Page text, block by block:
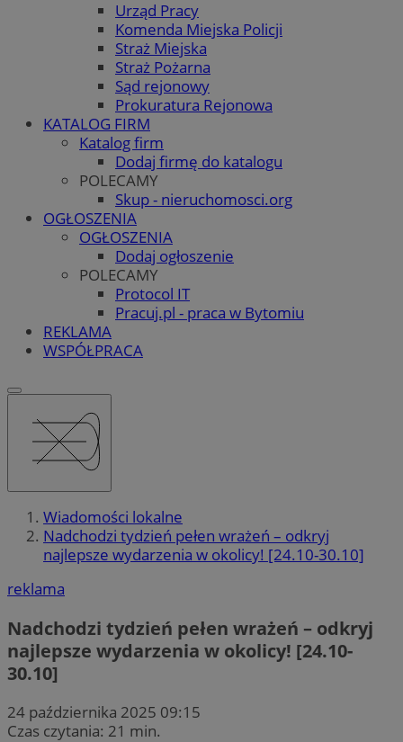
Urząd Pracy
Komenda Miejska Policji
Straż Miejska
Straż Pożarna
Sąd rejonowy
Prokuratura Rejonowa
KATALOG FIRM
Katalog firm
Dodaj firmę do katalogu
POLECAMY
Skup - nieruchomosci.org
OGŁOSZENIA
OGŁOSZENIA
Dodaj ogłoszenie
POLECAMY
Protocol IT
Pracuj.pl - praca w Bytomiu
REKLAMA
WSPÓŁPRACA
Wiadomości lokalne
Nadchodzi tydzień pełen wrażeń – odkryj
najlepsze wydarzenia w okolicy! [24.10-30.10]
reklama
Nadchodzi tydzień pełen wrażeń – odkryj
najlepsze wydarzenia w okolicy! [24.10-
30.10]
24 października 2025 09:15
Czas czytania: 21 min.